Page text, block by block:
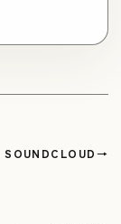
SOUNDCLOUD